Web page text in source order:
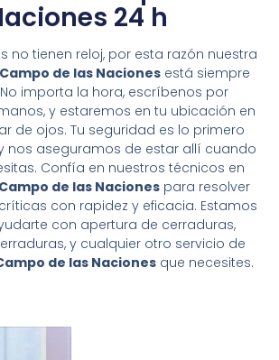
24 h
no tienen reloj, por esta razón nuestra
de las Nacionesestá siempre
importa la hora, escríbenos por
y estaremos en tu ubicación en
de ojos. Tu seguridad es lo primero
nos aseguramos de estar allí cuando
Confía en nuestros técnicos en
de las Naciones para resolver
con rapidez y eficacia. Estamos
con apertura de cerraduras,
y cualquier otro servicio de
de las Naciones que necesites.